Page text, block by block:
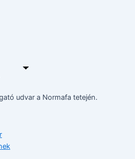
udvar a Normafa tetején.